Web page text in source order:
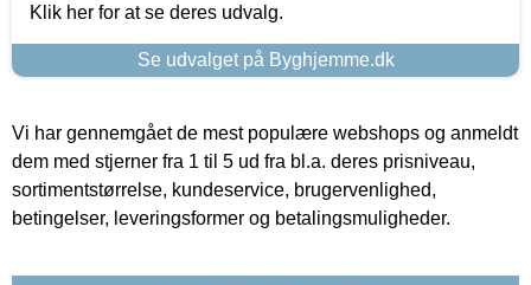
Klik her for at se deres udvalg.
Se udvalget på Byghjemme.dk
Vi har gennemgået de mest populære webshops og anmeldt
dem med stjerner fra 1 til 5 ud fra bl.a. deres prisniveau,
sortimentstørrelse, kundeservice, brugervenlighed,
betingelser, leveringsformer og betalingsmuligheder.